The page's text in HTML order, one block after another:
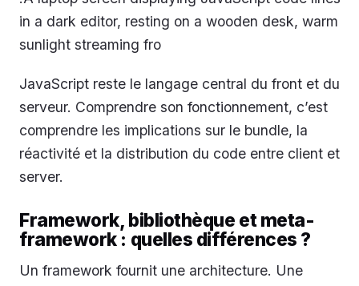
in a dark editor, resting on a wooden desk, warm
sunlight streaming fro
JavaScript reste le langage central du front et du
serveur. Comprendre son fonctionnement, c’est
comprendre les implications sur le bundle, la
réactivité et la distribution du code entre client et
server.
Framework, bibliothèque et meta-
framework : quelles différences ?
Un framework fournit une architecture. Une